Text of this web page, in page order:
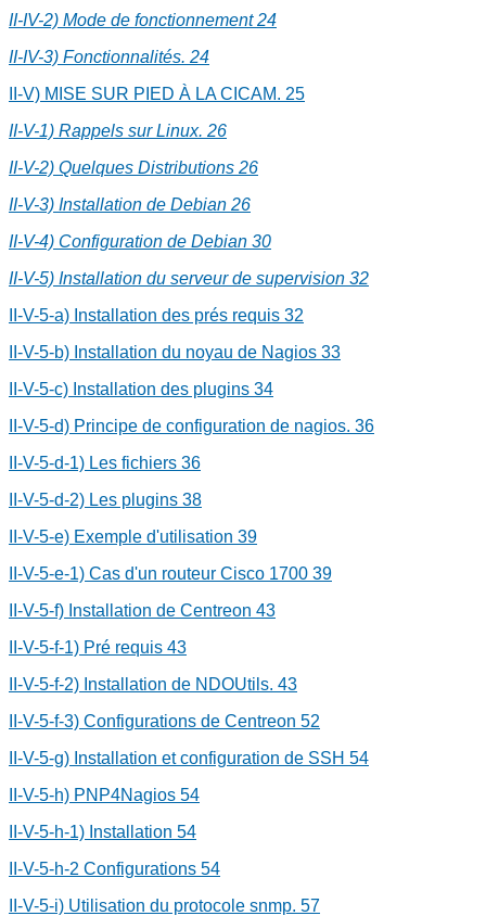
II-IV-2) Mode de fonctionnement 24
II-IV-3) Fonctionnalités. 24
II-V) MISE SUR PIED À LA CICAM. 25
II-V-1) Rappels sur Linux. 26
II-V-2) Quelques Distributions 26
II-V-3) Installation de Debian 26
II-V-4) Configuration de Debian 30
II-V-5) Installation du serveur de supervision 32
II-V-5-a) Installation des prés requis 32
II-V-5-b) Installation du noyau de Nagios 33
II-V-5-c) Installation des plugins 34
II-V-5-d) Principe de configuration de nagios. 36
II-V-5-d-1) Les fichiers 36
II-V-5-d-2) Les plugins 38
II-V-5-e) Exemple d'utilisation 39
II-V-5-e-1) Cas d'un routeur Cisco 1700 39
II-V-5-f) Installation de Centreon 43
II-V-5-f-1) Pré requis 43
II-V-5-f-2) Installation de NDOUtils. 43
II-V-5-f-3) Configurations de Centreon 52
II-V-5-g) Installation et configuration de SSH 54
II-V-5-h) PNP4Nagios 54
II-V-5-h-1) Installation 54
II-V-5-h-2 Configurations 54
II-V-5-i) Utilisation du protocole snmp. 57